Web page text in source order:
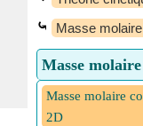
⤿ Masse
Masse
Masse molaire
2D